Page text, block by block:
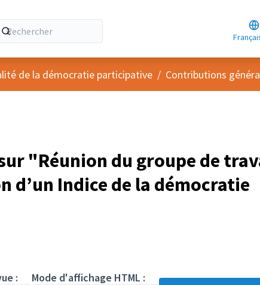
de la démocratie participative / Contributions
"Réunion du groupe de
d’un Indice de la démocratie
:
Mode d'affichage HTML :